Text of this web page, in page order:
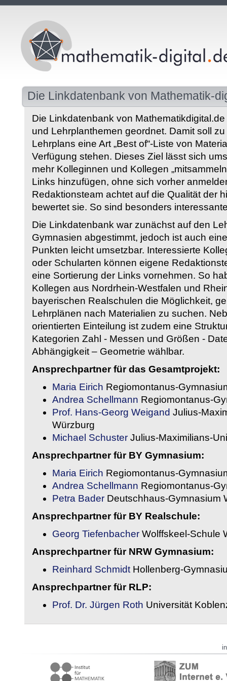
Die Linkdatenbank von Mathematik-
Die Linkdatenbank von
und Lehrplanthemen geordnet. Damit soll
Lehrplans eine Art „Best of“-Liste von
Verfügung stehen. Dieses Ziel lässt sich
mehr Kolleginnen und Kollegen
Links hinzufügen, ohne sich vorher
Redaktionsteam achtet auf die Qualität der
bewertet sie. So sind besonders
Die Linkdatenbank war zunächst auf den
Gymnasien abgestimmt, jedoch ist auch
Punkten leicht umsetzbar. Interessierte
oder Schularten können eigene
eine Sortierung der Links vornehmen. So
Kollegen aus Nordrhein-Westfalen und
bayerischen Realschulen die Möglichkeit,
Lehrplänen nach Materialien zu suchen.
orientierten Einteilung ist zudem eine
Kategorien Zahl - Messen und Größen -
Abhängigkeit – Geometrie wählbar.
Ansprechpartner für das Gesamtprojekt:
Maria Eirich Regiomontanus-
Andrea Schellmann Regiomontanus-
Prof. Hans-Georg Weigand Julius-
Würzburg
Michael Schuster Julius-Maximilians-
Ansprechpartner für BY Gymnasium:
Maria Eirich Regiomontanus-
Andrea Schellmann Regiomontanus-
Petra Bader Deutschhaus-Gymnasium
Ansprechpartner für BY Realschule:
Georg Tiefenbacher Wolffskeel-Schule
Ansprechpartner für NRW Gymnasium:
Reinhard Schmidt Hollenberg-
Ansprechpartner für RLP:
Prof. Dr. Jürgen Roth Universität